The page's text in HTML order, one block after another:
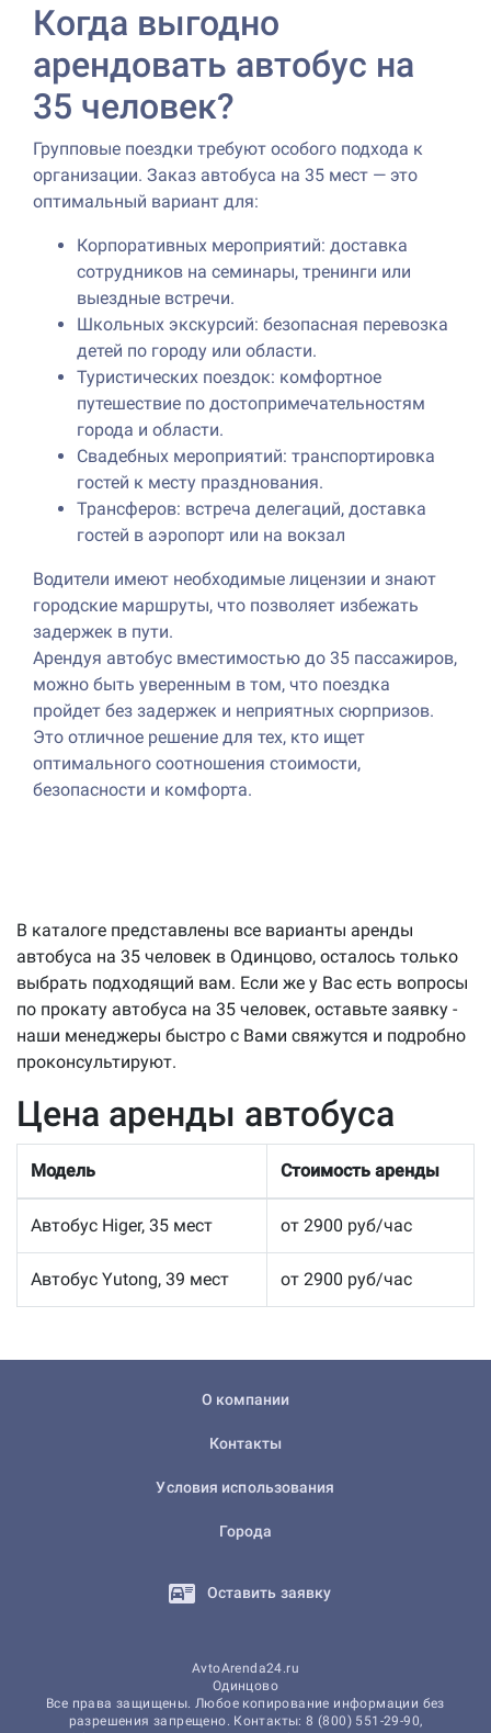
Когда выгодно
арендовать автобус на
35 человек?
Групповые поездки требуют особого подхода к
организации. Заказ автобуса на 35 мест — это
оптимальный вариант для:
Корпоративных мероприятий: доставка
сотрудников на семинары, тренинги или
выездные встречи.
Школьных экскурсий: безопасная перевозка
детей по городу или области.
Туристических поездок: комфортное
путешествие по достопримечательностям
города и области.
Свадебных мероприятий: транспортировка
гостей к месту празднования.
Трансферов: встреча делегаций, доставка
гостей в аэропорт или на вокзал
Водители имеют необходимые лицензии и знают
городские маршруты, что позволяет избежать
задержек в пути.
Арендуя автобус вместимостью до 35 пассажиров,
можно быть уверенным в том, что поездка
пройдет без задержек и неприятных сюрпризов.
Это отличное решение для тех, кто ищет
оптимального соотношения стоимости,
безопасности и комфорта.
В каталоге представлены все варианты аренды
автобуса на 35 человек в Одинцово, осталось только
выбрать подходящий вам. Если же у Вас есть вопросы
по прокату автобуса на 35 человек, оставьте заявку -
наши менеджеры быстро с Вами свяжутся и подробно
проконсультируют.
Цена аренды автобуса
Модель Стоимость аренды
Автобус Higer, 35 мест от 2900 руб/час
Автобус Yutong, 39 мест от 2900 руб/час
О компании
Контакты
Условия использования
Города
Оставить заявку
AvtoArenda24.ru
Одинцово
Все права защищены. Любое копирование информации без
разрешения запрещено. Контакты: 8 (800) 551-29-90,